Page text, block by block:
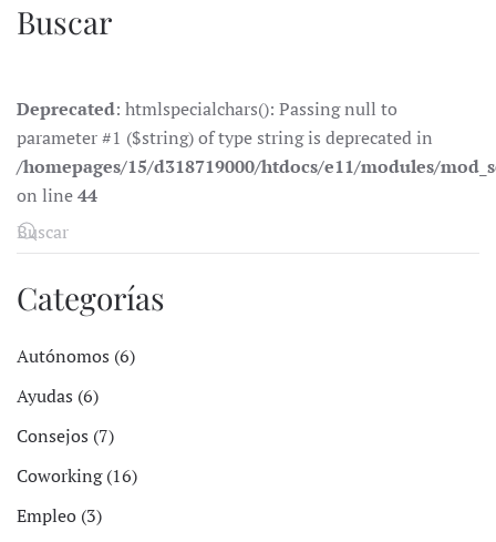
Buscar
Deprecated: htmlspecialchars(): Passing null to
parameter #1 ($string) of type string is deprecated in
/homepages/15/d318719000/htdocs/e11/modules/
on line44
Categorías
Autónomos (6)
Ayudas (6)
Consejos (7)
Coworking (16)
Empleo (3)